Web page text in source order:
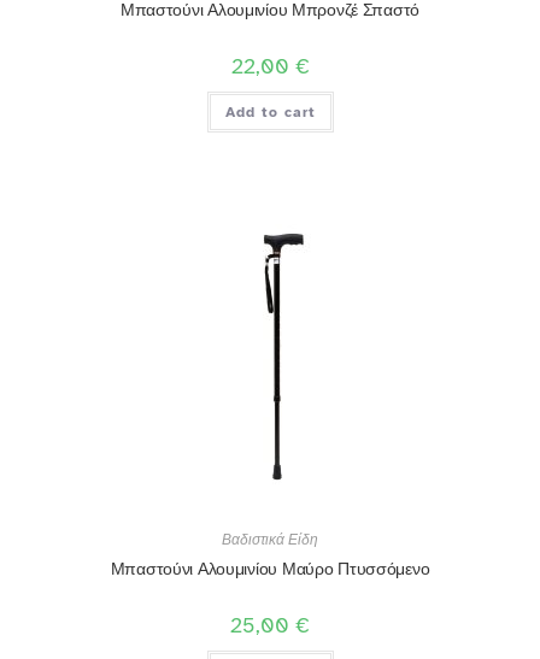
Μπαστούνι Αλουμινίου Μπρονζέ Σπαστό
22,00 €
Add to cart
Βαδιστικά Είδη
Μπαστούνι Αλουμινίου Μαύρο Πτυσσόμενο
25,00 €